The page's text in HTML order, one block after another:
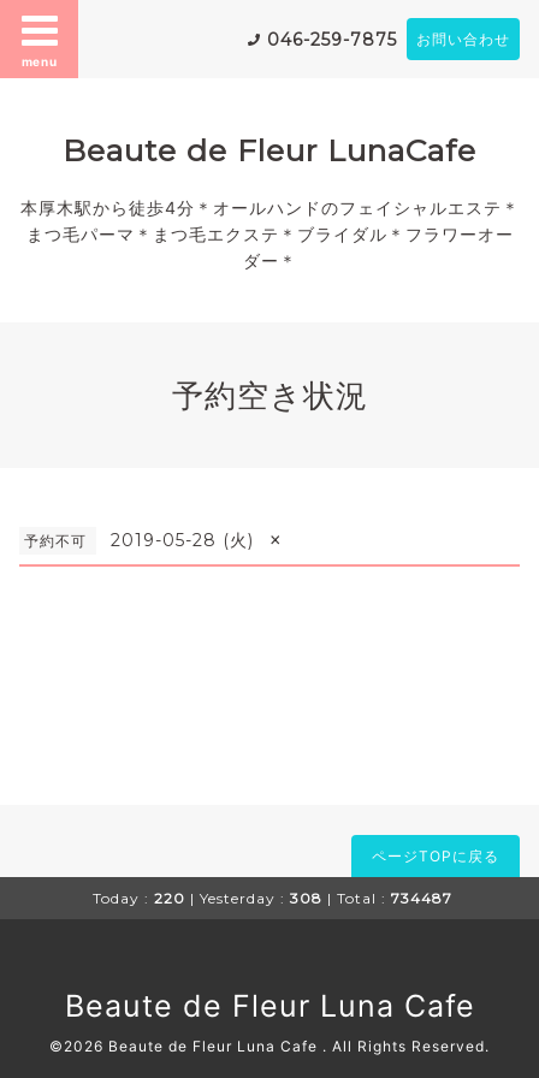
menu
046-259-7875 お問い合わせ
Beaute de Fleur LunaCafe
本厚木駅から徒歩4分＊オールハンドのフェイシャルエステ＊
まつ毛パーマ＊まつ毛エクステ＊ブライダル＊フラワーオー
ダー＊
予約空き状況
予約不可 2019-05-28 (火) ×
ページTOPに戻る
Today : 220 | Yesterday : 308 | Total : 734487
Beaute de Fleur Luna Cafe
©2026 Beaute de Fleur Luna Cafe . All Rights Reserved.